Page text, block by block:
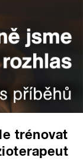
trénovat